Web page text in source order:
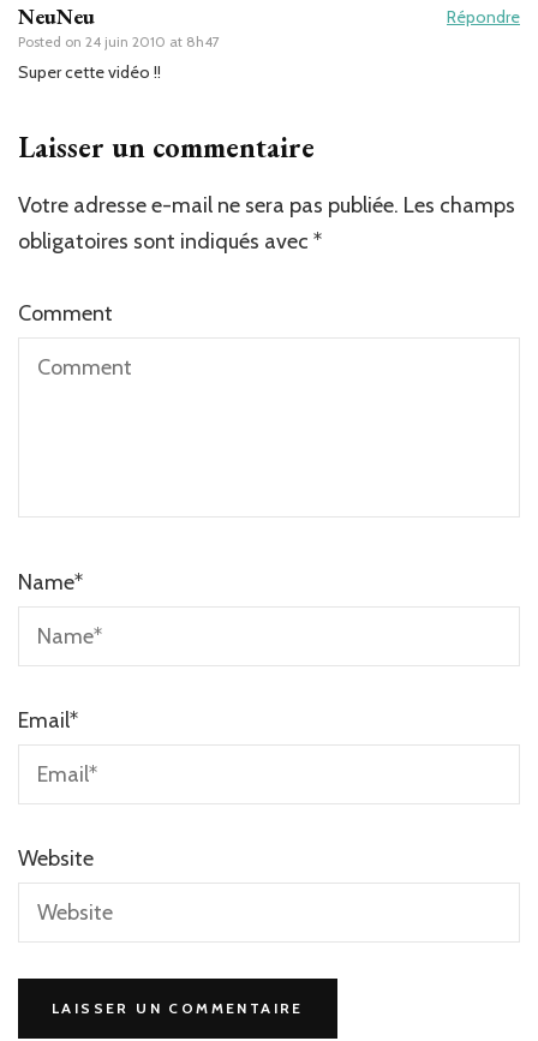
NeuNeu
Posted on 24 juin 2010 at 8h47
Répondre
Super cette vidéo !!
Laisser un commentaire
Votre adresse e-mail ne sera pas publiée. Les champs
obligatoires sont indiqués avec *
Comment
Name*
Email*
Website